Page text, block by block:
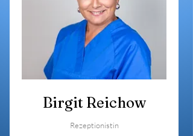
Birgit Reichow
Rezeptionistin